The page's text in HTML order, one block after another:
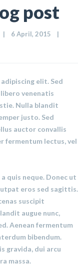
post
| 6 April, 2015 |
elit. Sed
venenatis
Nulla blandit
justo. Sed
auctor convallis
fermentum lectus, vel
quis neque. Donec ut
eros sed sagittis.
suscipit
augue nunc,
Aenean fermentum
bibendum.
gravida, dui arcu
massa.